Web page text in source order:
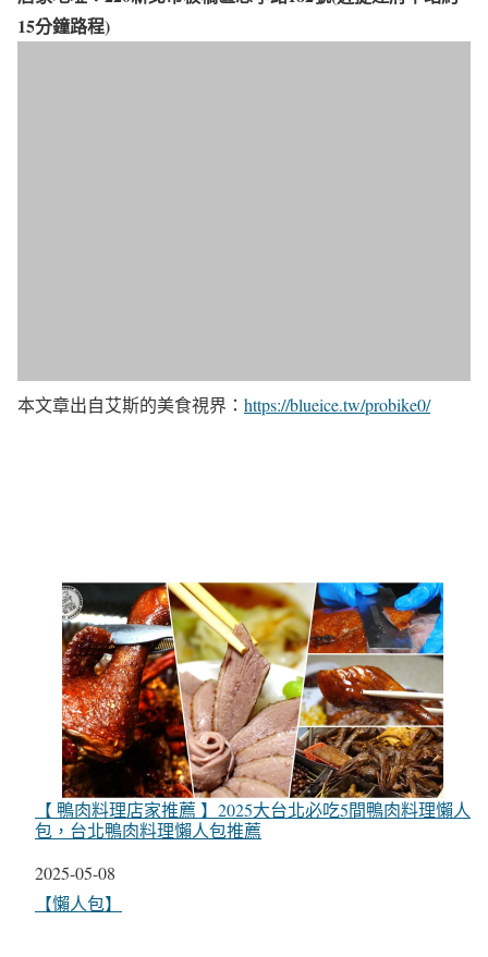
15分鐘路程)
本文章出自艾斯的美食視界： https://blueice.tw/probike0/
【 鴨肉料理店家推薦 】2025大台北必吃5間鴨肉料理懶人
包，台北鴨肉料理懶人包推薦
日期
2025-05-08
關於
【懶人包】